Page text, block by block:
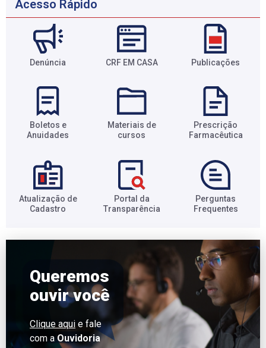
Acesso Rápido
Denúncia CRF EM CASA Publicações
Boletos e
Anuidades​
Materiais de
cursos​
Prescrição
Farmacêutica​
Atualização de
Cadastro​
Portal da
Transparência​
Perguntas
Frequentes​
Queremos
ouvir você
Clique aqui e fale
com aOuvidoria